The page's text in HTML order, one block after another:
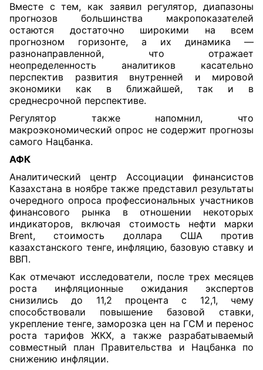
Вместе с тем, как заявил регулятор, диапазоны
прогнозов большинства макропоказателей
остаются достаточно широкими на всем
прогнозном горизонте, а их динамика —
разнонаправленной, что отражает
неопределенность аналитиков касательно
перспектив развития внутренней и мировой
экономики как в ближайшей, так и в
среднесрочной перспективе.
Регулятор также напомнил, что
макроэкономический опрос не содержит прогнозы
самого Нацбанка.
АФК
Аналитический центр Ассоциации финансистов
Казахстана в ноябре также представил результаты
очередного опроса профессиональных участников
финансового рынка в отношении некоторых
индикаторов, включая стоимость нефти марки
Brent, стоимость доллара США против
казахстанского тенге, инфляцию, базовую ставку и
ВВП.
Как отмечают исследователи, после трех месяцев
роста инфляционные ожидания экспертов
снизились до 11,2 процента с 12,1, чему
способствовали повышение базовой ставки,
укрепление тенге, заморозка цен на ГСМ и перенос
роста тарифов ЖКХ, а также разрабатываемый
совместный план Правительства и Нацбанка по
снижению инфляции.